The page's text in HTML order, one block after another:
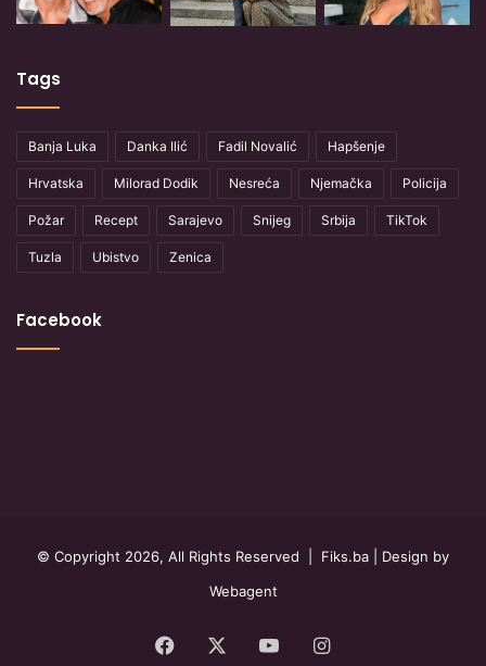
Tags
Banja Luka Danka Ilić Fadil Novalić Hapšenje
Hrvatska Milorad Dodik Nesreća Njemačka Policija
Požar Recept Sarajevo Snijeg Srbija TikTok
Tuzla Ubistvo Zenica
Facebook
© Copyright 2026, All Rights Reserved | Fiks.ba | Design by
Webagent
Facebook YouTubeInstagram